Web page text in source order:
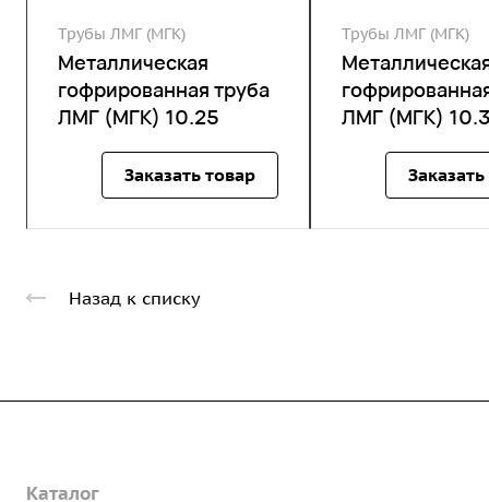
Трубы ЛМГ (МГК)
Металлическая
гофрированная труба
ЛМГ (МГК) 10.25
Заказать товар
Трубы ЛМГ (МГК)
ЛМГ (МГК)
Назад к списку
О предприятии
Каталог